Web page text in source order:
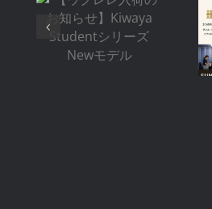
せ】Kiwaya
Studentシ